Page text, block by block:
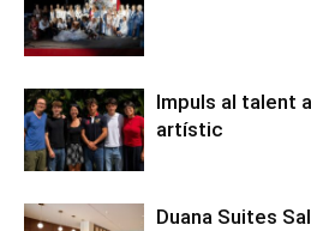
Impuls al talent
artístic
Duana Suites